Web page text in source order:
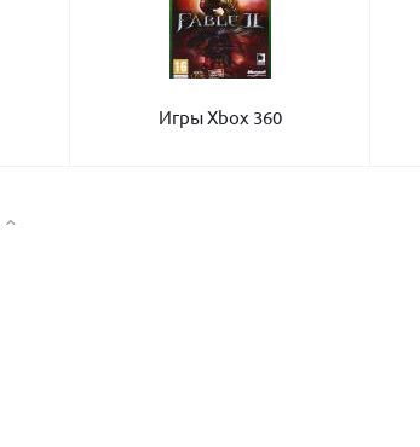
Игры Xbox 360